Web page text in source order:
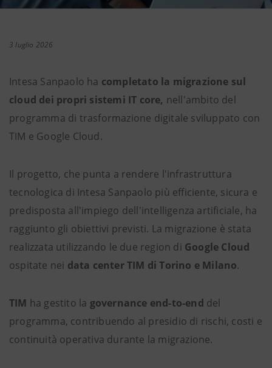
3 luglio 2026
Intesa Sanpaolo ha completato la migrazione sul
cloud dei propri sistemi IT core, nell'ambito del
programma di trasformazione digitale sviluppato con
TIM e Google Cloud.
Il progetto, che punta a rendere l'infrastruttura
tecnologica di Intesa Sanpaolo più efficiente, sicura e
predisposta all'impiego dell'intelligenza artificiale, ha
raggiunto gli obiettivi previsti. La migrazione è stata
realizzata utilizzando le due region di Google Cloud
ospitate nei data center TIM di Torino e Milano.
TIM ha gestito la governance end-to-end del
programma, contribuendo al presidio di rischi, costi e
continuità operativa durante la migrazione.